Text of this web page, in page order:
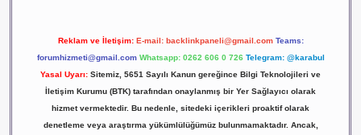
Reklam ve İletişim: E-mail: backlinkpaneli@gmail.com Teams:
forumhizmeti@gmail.com Whatsapp: 0262 606 0 726 Telegram: @karabul
Yasal Uyarı: Sitemiz, 5651 Sayılı Kanun gereğince Bilgi Teknolojileri ve
İletişim Kurumu (BTK) tarafından onaylanmış bir Yer Sağlayıcı olarak
hizmet vermektedir. Bu nedenle, sitedeki içerikleri proaktif olarak
denetleme veya araştırma yükümlülüğümüz bulunmamaktadır. Ancak,